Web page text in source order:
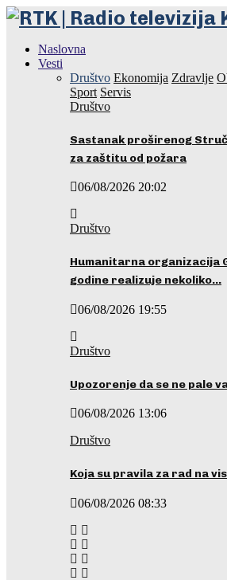
Naslovna
Vesti
Društvo Ekonomija Zdravlje
Sport Servis
Društvo
Sastanak proširenog
za zaštitu od požara
06/08/2026 20:02
Društvo
Humanitarna organizacija
godine realizuje nekoliko…
06/08/2026 19:55
Društvo
Upozorenje da se ne pale
06/08/2026 13:06
Društvo
Koja su pravila za rad na
06/08/2026 08:33